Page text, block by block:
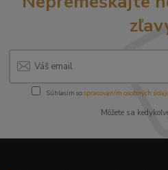
Súhlasím sospracovaním osobných
Môžete sa